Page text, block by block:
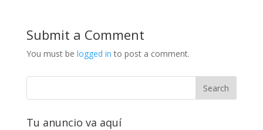
Submit a Comment
You must be logged in to post a comment.
Tu anuncio va aquí